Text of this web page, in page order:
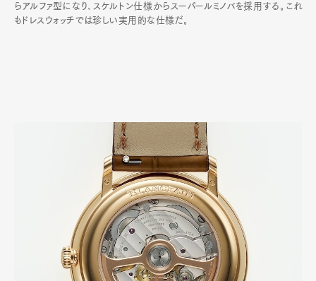
らアルファ型になり､スケルトン仕様からスーパールミノバを採用する｡これ
もドレスウォッチでは珍しい実用的な仕様だ｡